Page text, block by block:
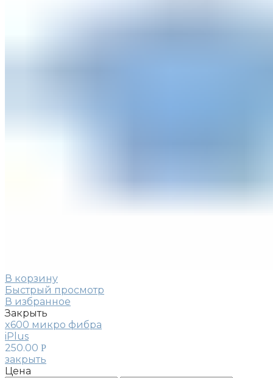
В корзину
Быстрый просмотр
В избранное
Закрыть
x600 микро фибра
iPlus
250.00 Р
закрыть
Цена